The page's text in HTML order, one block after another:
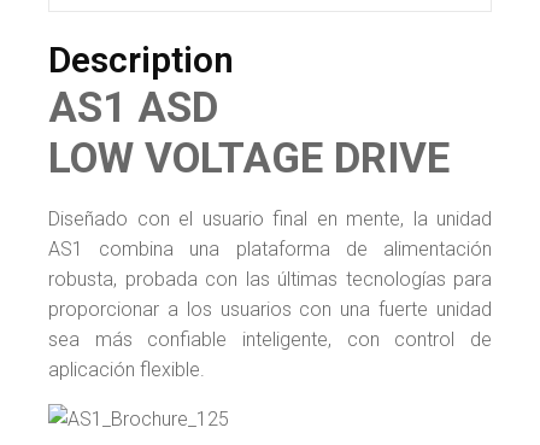
Description
AS1 ASD
LOW VOLTAGE DRIVE
Diseñado con el usuario final en mente, la unidad
AS1 combina una plataforma de alimentación
robusta, probada con las últimas tecnologías para
proporcionar a los usuarios con una fuerte unidad
sea más confiable inteligente, con control de
aplicación flexible.